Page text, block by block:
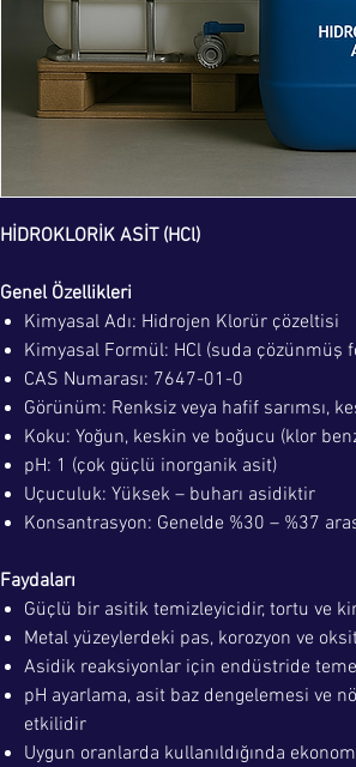
HİDROKLORİK ASİT (HCl)
Genel Özellikleri
Kimyasal Adı: Hidrojen Klorür çözeltisi
Kimyasal Formül: HCl (suda çözünmüş
CAS Numarası: 7647-01-0
Görünüm: Renksiz veya hafif sarımsı,
Koku: Yoğun, keskin ve boğucu (klor
pH: 1 (çok güçlü inorganik asit)
Uçuculuk: Yüksek – buharı asidiktir
Konsantrasyon: Genelde %30 – %37
Faydaları
Güçlü bir asitik temizleyicidir, tortu ve
Metal yüzeylerdeki pas, korozyon ve
Asidik reaksiyonlar için endüstride
pH ayarlama, asit baz dengelemesi ve
etkilidir
Uygun oranlarda kullanıldığında